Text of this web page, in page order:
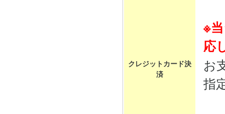
クレジットカード決
済
※
応
お
指